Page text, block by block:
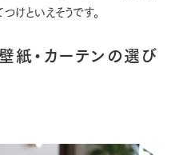
けといえそうです。
紙・カーテンの選び